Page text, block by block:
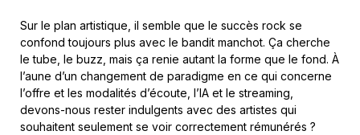
Sur le plan artistique, il semble que le succès rock se
confond toujours plus avec le bandit manchot. Ça cherche
le tube, le buzz, mais ça renie autant la forme que le fond. À
l’aune d’un changement de paradigme en ce qui concerne
l’offre et les modalités d’écoute, l’IA et le streaming,
devons-nous rester indulgents avec des artistes qui
souhaitent seulement se voir correctement rémunérés ?